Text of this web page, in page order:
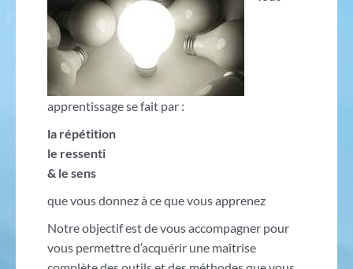
apprentissage se fait par :
la répétition
le ressenti
& le sens
que vous donnez à ce que vous apprenez
Notre objectif est de vous accompagner pour
vous permettre d’acquérir une maîtrise